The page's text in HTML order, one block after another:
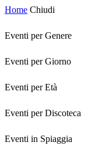
Home Chiudi
Eventi per Genere
Eventi per Giorno
Eventi per Età
Eventi per Discoteca
Eventi in Spiaggia